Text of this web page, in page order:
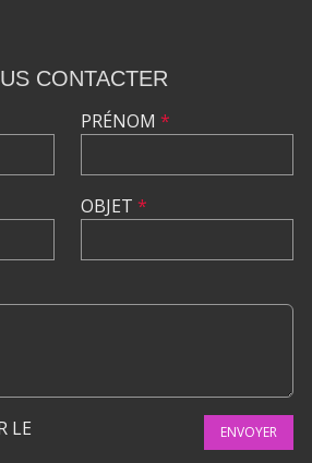
CONTACTER
PRÉNOM *
OBJET *
LE
ENVOYER